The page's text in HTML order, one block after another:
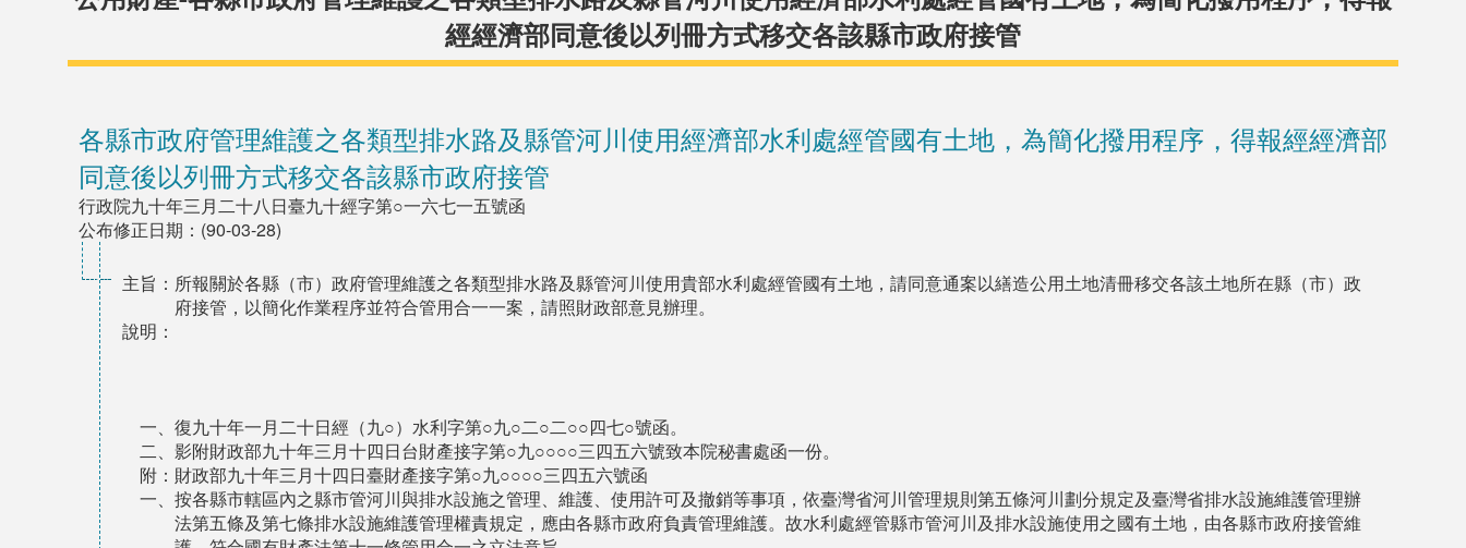
經經濟部同意後以列冊方式移交各該縣市政府接管
各縣市政府管理維護之各類型排水路及縣管河川使用經濟部水利處經管國有土地，為簡化撥用程序，得報經經濟部
同意後以列冊方式移交各該縣市政府接管
行政院九十年三月二十八日臺九十經字第○一六七一五號函
公布修正日期：(90-03-28)
主旨：所報關於各縣（市）政府管理維護之各類型排水路及縣管河川使用貴部水利處經管國有土地，請同意通案以繕造公用土地清冊移交各該土地所在縣（市）政
府接管，以簡化作業程序並符合管用合一一案，請照財政部意見辦理。
說明：
一、復九十年一月二十日經（九○）水利字第○九○二○二○○四七○號函。
二、影附財政部九十年三月十四日台財產接字第○九○○○○三四五六號致本院秘書處函一份。
附：財政部九十年三月十四日臺財產接字第○九○○○○三四五六號函
一、按各縣市轄區內之縣市管河川與排水設施之管理、維護、使用許可及撤銷等事項，依臺灣省河川管理規則第五條河川劃分規定及臺灣省排水設施維護管理辦
法第五條及第七條排水設施維護管理權責規定，應由各縣市政府負責管理維護。故水利處經管縣市管河川及排水設施使用之國有土地，由各縣市政府接管維